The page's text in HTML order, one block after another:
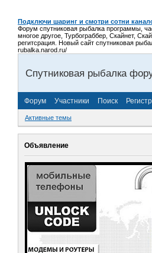
Подключи шаринг и смотри сотни
Форум спутниковая рыбалка программы,
многое другое, Турбограббер, Скайнет,
регитсрация. Новый сайт спутниковая
rubalka.narod.ru/
Спутниковая рыбалка
Форум Участники Поиск
Активные темы
Объявление